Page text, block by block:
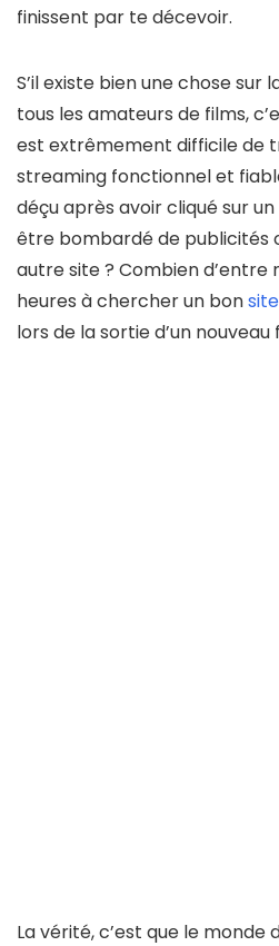
finissent par te décevoir.
S’il existe bien une chose sur
tous les amateurs de films,
est extrêmement difficile de
streaming fonctionnel et
déçu après avoir cliqué sur
être bombardé de publicités
autre site ? Combien d’entre
heures à chercher un bon
lors de la sortie d’un nouveau
La vérité, c’est que le monde